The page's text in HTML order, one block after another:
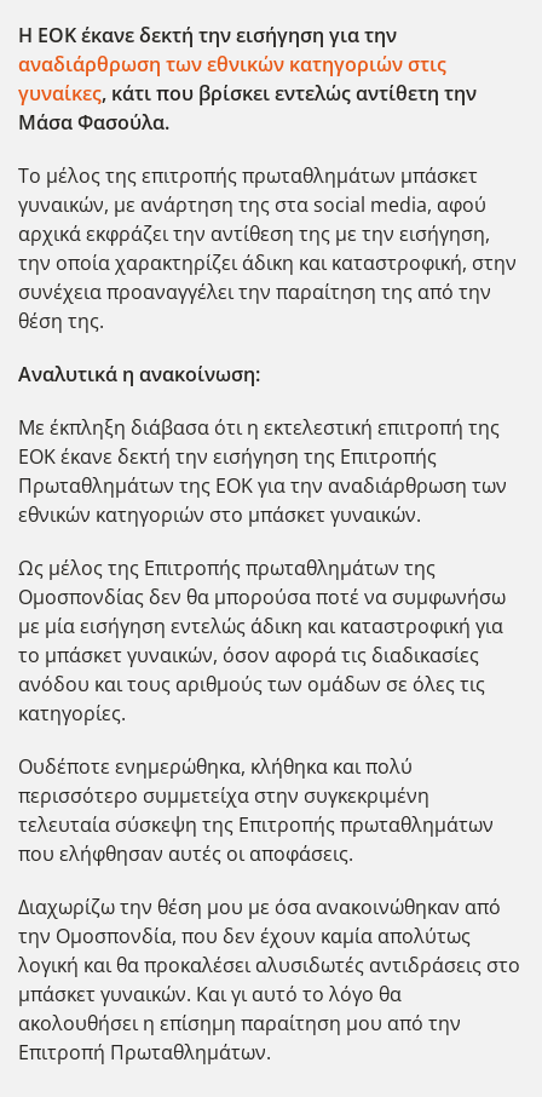
Η ΕΟΚ έκανε δεκτή την εισήγηση για την
αναδιάρθρωση των εθνικών κατηγοριών στις
γυναίκες, κάτι που βρίσκει εντελώς αντίθετη την
Μάσα Φασούλα.
Το μέλος της επιτροπής πρωταθλημάτων μπάσκετ
γυναικών, με ανάρτηση της στα social media, αφού
αρχικά εκφράζει την αντίθεση της με την εισήγηση,
την οποία χαρακτηρίζει άδικη και καταστροφική, στην
συνέχεια προαναγγέλει την παραίτηση της από την
θέση της.
Αναλυτικά η ανακοίνωση:
Με έκπληξη διάβασα ότι η εκτελεστική επιτροπή της
ΕΟΚ έκανε δεκτή την εισήγηση της Επιτροπής
Πρωταθλημάτων της ΕΟΚ για την αναδιάρθρωση των
εθνικών κατηγοριών στο μπάσκετ γυναικών.
Ως μέλος της Επιτροπής πρωταθλημάτων της
Ομοσπονδίας δεν θα μπορούσα ποτέ να συμφωνήσω
με μία εισήγηση εντελώς άδικη και καταστροφική για
το μπάσκετ γυναικών, όσον αφορά τις διαδικασίες
ανόδου και τους αριθμούς των ομάδων σε όλες τις
κατηγορίες.
Ουδέποτε ενημερώθηκα, κλήθηκα και πολύ
περισσότερο συμμετείχα στην συγκεκριμένη
τελευταία σύσκεψη της Επιτροπής πρωταθλημάτων
που ελήφθησαν αυτές οι αποφάσεις.
Διαχωρίζω την θέση μου με όσα ανακοινώθηκαν από
την Ομοσπονδία, που δεν έχουν καμία απολύτως
λογική και θα προκαλέσει αλυσιδωτές αντιδράσεις στο
μπάσκετ γυναικών. Και γι αυτό το λόγο θα
ακολουθήσει η επίσημη παραίτηση μου από την
Επιτροπή Πρωταθλημάτων.